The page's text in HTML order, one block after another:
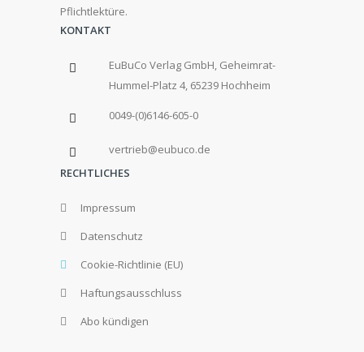
Pflichtlektüre.
KONTAKT
EuBuCo Verlag GmbH, Geheimrat-
Hummel-Platz 4, 65239 Hochheim
0049-(0)6146-605-0
vertrieb@eubuco.de
RECHTLICHES
Impressum
Datenschutz
Cookie-Richtlinie (EU)
Haftungsausschluss
Abo kündigen